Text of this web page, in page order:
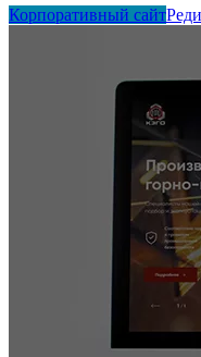
Корпоративный сайт